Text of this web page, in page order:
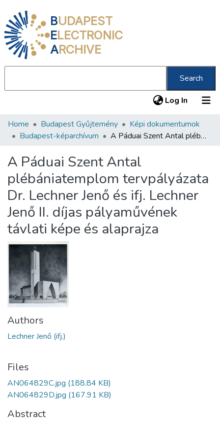
BUDAPEST
ELECTRONIC
ARCHIVE
Search
Log In (current)
Communities & Collections
Statistics
About us
Home Budapest Gyűjtemény
Képi dokumentumok
Budapest-képarchívum
A Páduai Szent Antal plébániatemplom tervpályázata Dr. Lechner Jenő és ifj. Lechner Jenő II. díjas pályaművének távlati képe és alaprajza
A Páduai Szent Antal
plébániatemplom tervpályázata
Dr. Lechner Jenő és ifj. Lechner
Jenő II. díjas pályaművének
távlati képe és alaprajza
Authors
Lechner Jenő (ifj.)
Files
AN064829C.jpg (188.84 KB)
AN064829D.jpg (167.91 KB)
Abstract